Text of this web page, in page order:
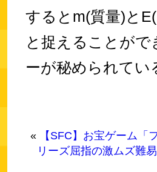
するとm(質量)と
と捉えることが
ーが秘められてい
«
【SFC】お宝ゲーム「
リーズ屈指の激ムズ難